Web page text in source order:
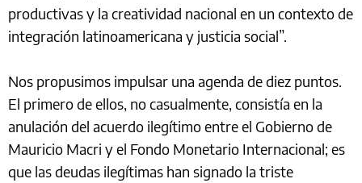
productivas y la creatividad nacional en un contexto de
integración latinoamericana y justicia social”.
Nos propusimos impulsar una agenda de diez puntos.
El primero de ellos, no casualmente, consistía en la
anulación del acuerdo ilegítimo entre el Gobierno de
Mauricio Macri y el Fondo Monetario Internacional; es
que las deudas ilegítimas han signado la triste